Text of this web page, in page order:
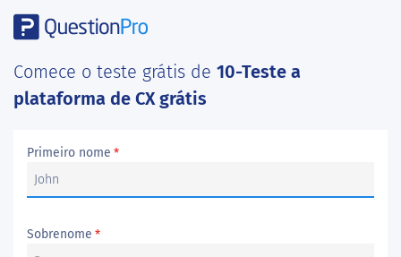
Comece o teste grátis de 10-Teste a
plataforma de CX grátis
Primeiro nome *
Sobrenome *